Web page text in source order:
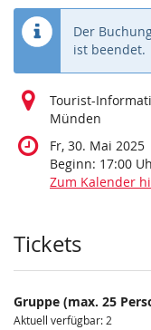
Der
ist beendet.
Tourist-
Münden
Fr, 30. Mai 2025
Beginn: 17:00
Zum Kalender
Produkte
Tickets
Gruppe (max. 25
Aktuell verfügbar: 2